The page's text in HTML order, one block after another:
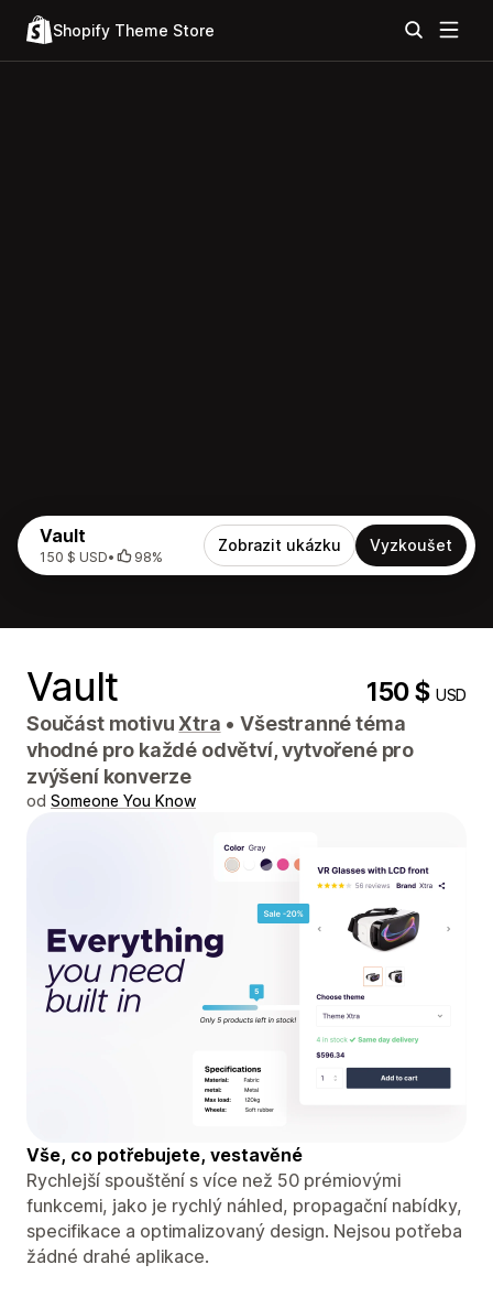
Shopify Theme Store
Vault
150 $ USD• 98%
Zobrazit ukázku Vyzkoušet
Vault 150 $USD
Součást motivuXtra • Všestranné téma
vhodné pro každé odvětví, vytvořené pro
zvýšení konverze
od Someone You Know
Vše, co potřebujete, vestavěné
Rychlejší spouštění s více než 50 prémiovými
funkcemi, jako je rychlý náhled, propagační nabídky,
specifikace a optimalizovaný design. Nejsou potřeba
žádné drahé aplikace.